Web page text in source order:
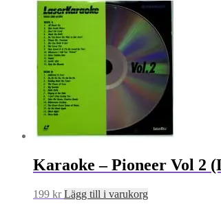
Karaoke – Pioneer Vol 2
199 kr Lägg till i varukorg